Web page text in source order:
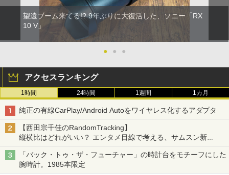
望遠ブーム来てる!? 9年ぶりに大復活した、ソニー「RX
10 V」
● ● ●
アクセスランキング
1時間 24時間 1週間 1カ月
純正の有線CarPlay/Android Autoをワイヤレス化するアダプタ
【西田宗千佳のRandomTracking】
縦横比はどれがいい？ エンタメ目線で考える、サムスン新
「Galaxy Z Fold」
「バック・トゥ・ザ・フューチャー」の時計台をモチーフにした
腕時計。1985本限定